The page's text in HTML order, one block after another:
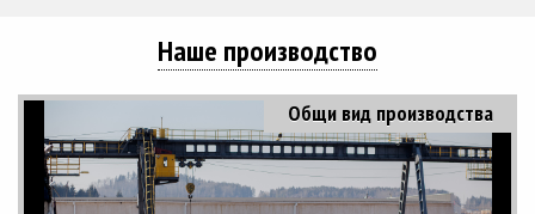
Наше производство
Общи вид производства